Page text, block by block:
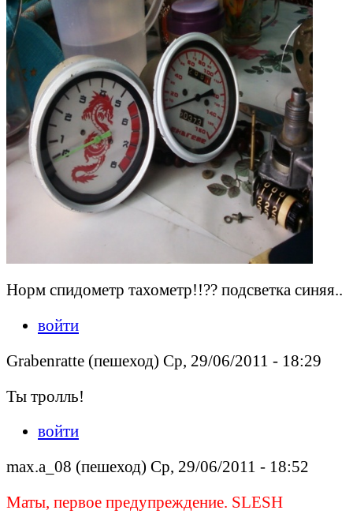
Норм спидометр тахометр!!?? подсветка синяя..
войти
Grabenratte (пешеход) Ср, 29/06/2011 - 18:29
Ты тролль!
войти
max.a_08 (пешеход) Ср, 29/06/2011 - 18:52
Маты, первое предупреждение. SLESH